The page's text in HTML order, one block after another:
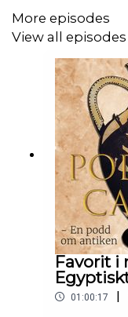
More episodes
View all episodes
Favorit i
01:00:17 |